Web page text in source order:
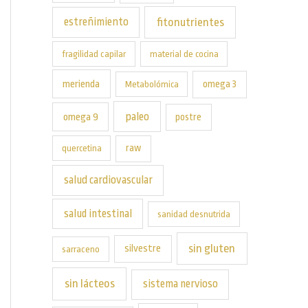
estreñimiento fitonutrientes
fragilidad capilar material de cocina
merienda Metabolómica omega 3
omega 9 paleo postre
quercetina raw
salud cardiovascular
salud intestinal sanidad desnutrida
sarraceno silvestre sin gluten
sin lácteos sistema nervioso